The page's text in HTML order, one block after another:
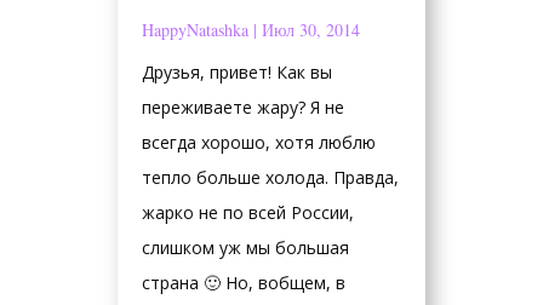
HappyNatashka| Июл 30, 2014
Друзья, привет! Как вы
переживаете жару? Я не
всегда хорошо, хотя люблю
тепло больше холода. Правда,
жарко не по всей России,
слишком уж мы большая
страна 🙂 Но, вобщем, в